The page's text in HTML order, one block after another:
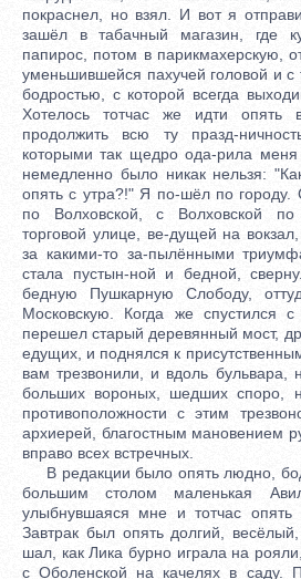
покраснел, но взял. И вот я
зашёл в табачный магазин, где
папирос, потом в парикмахерскую,
уменьшившейся пахучей головой и с
бодростью, с которой всегда
Хотелось тотчас же идти опять
продолжить всю ту празд-
которыми так щедро ода-рила меня
немедленно было никак нельзя:
опять с утра?!" Я по-шёл по городу.
по Волховской, с Волховской по
торговой улице, ве-дущей на
за какими-то за-пылёнными
стала пустын-ной и бедной,
бедную Пушкарную Слободу,
Московскую. Когда же спустился
перешел старый деревянный мост,
едущих, и поднялся к
вам трезвонили, и вдоль бульвара,
больших вороных, шедших споро,
противоположности с этим
архиерей, благостным мановением
вправо всех встречных.
В редакции было опять людно,
большим столом маленькая
улыбнувшаяся мне и тотчас опять
Завтрак был опять долгий,
шал, как Лика бурно играла на
с Оболенской на качелях в саду.